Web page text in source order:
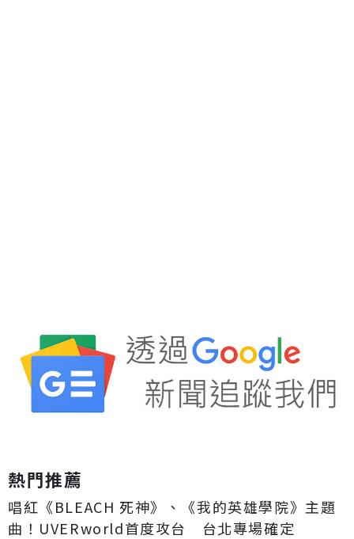
熱門推薦
唱紅《BLEACH 死神》、《我的英雄學院》主題
曲！UVERworld首度攻台 台北專場確定